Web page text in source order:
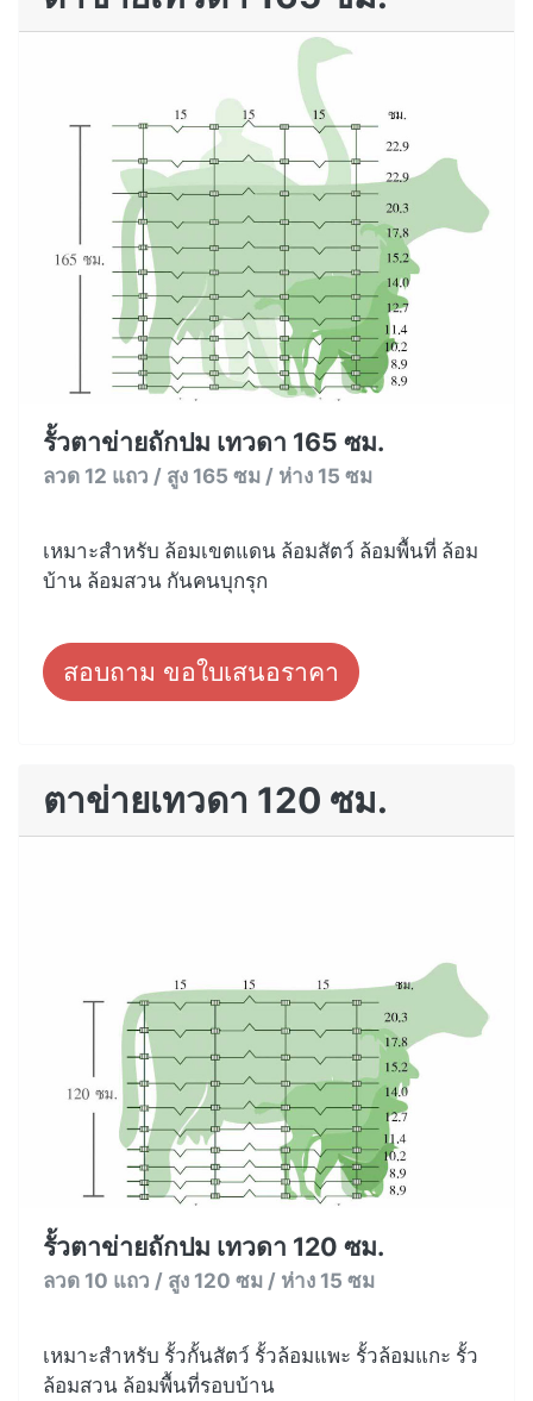
รั้วตาข่ายถักปม เทวดา 165 ซม.
ลวด 12 แถว / สูง 165 ซม / ห่าง 15 ซม
เหมาะสำหรับ ล้อมเขตแดน ล้อมสัตว์ ล้อมพื้นที่ ล้อม
บ้าน ล้อมสวน กันคนบุกรุก
สอบถาม ขอใบเสนอราคา
ตาข่ายเทวดา 120 ซม.
รั้วตาข่ายถักปม เทวดา 120 ซม.
ลวด 10 แถว / สูง 120 ซม / ห่าง 15 ซม
เหมาะสำหรับ รั้วกั้นสัตว์ รั้วล้อมแพะ รั้วล้อมแกะ รั้ว
ล้อมสวน ล้อมพื้นที่รอบบ้าน